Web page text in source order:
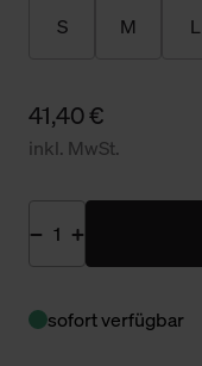
S M L
41,40 €
inkl. MwSt.
sofort verfügbar